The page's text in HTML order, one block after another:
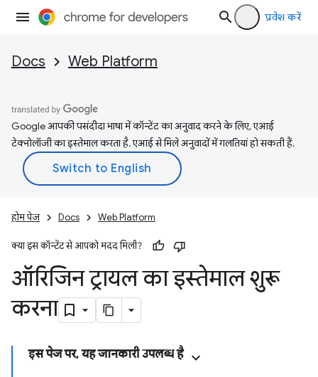
प्रवेश करें
Docs Web Platform
Google आपकी पसंदीदा भाषा में कॉन्टेंट का अनुवाद करने के लिए, एआई
टेक्नोलॉजी का इस्तेमाल करता है. एआई से मिले अनुवादों में गलतियां हो सकती हैं.
होम पेज Docs Web Platform
क्या इस कॉन्टेंट से आपको मदद मिली?
ऑरिजिन ट्रायल का इस्तेमाल शुरू
करना
इस पेज पर, यह जानकारी उपलब्ध है